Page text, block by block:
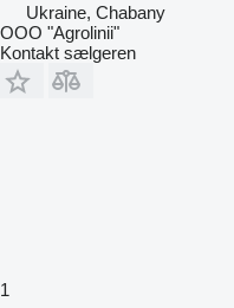
Ukraine, Chabany
OOO "Agrolinii"
Kontakt sælgeren
1